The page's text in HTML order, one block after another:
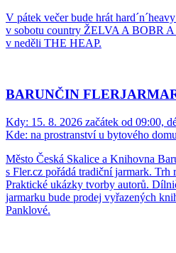
V pátek večer bude hrát
v sobotu country ŽELVA A BOBR
v neděli THE HEAP.
BARUNČIN
Kdy: 15. 8. 2026 začátek od 09:00,
Kde: na prostranství u bytového
Město Česká Skalice a Knihovna
s Fler.cz pořádá tradiční jarmark.
Praktické ukázky tvorby autorů.
jarmarku bude prodej vyřazených
Panklové.